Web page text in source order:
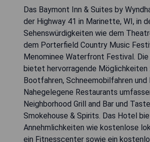
Das Baymont Inn & Suites by
der Highway 41 in Marinette, WI, in
Sehenswürdigkeiten wie dem
dem Porterfield Country Music
Menominee Waterfront Festival. Die
bietet hervorragende Möglichkeiten
Bootfahren, Schneemobilfahren und
Nahegelegene Restaurants
Neighborhood Grill and Bar und
Smokehouse & Spirits. Das Hotel
Annehmlichkeiten wie kostenlose
ein Fitnesscenter sowie ein